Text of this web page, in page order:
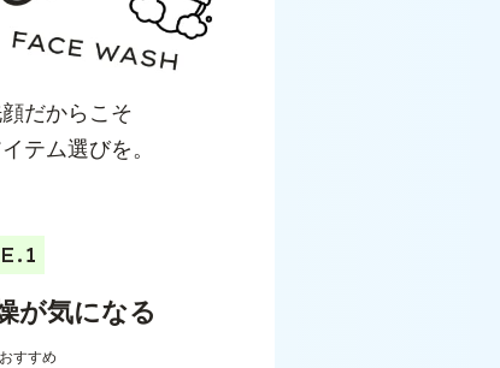
だからこそ
テム選びを。
が気になる
すすめ